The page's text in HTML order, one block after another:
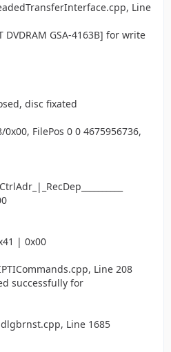
Line
DVDRAM GSA-4163B] for write
disc fixated
0x00, FilePos 0 0 4675956736,
| 0x00
Line 208
successfully for
Line 1685